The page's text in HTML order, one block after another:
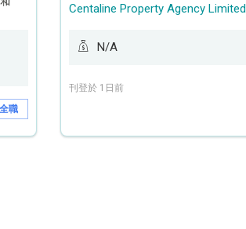
全職
Centaline Property Agency Limited
N/A
刊登於 1日前